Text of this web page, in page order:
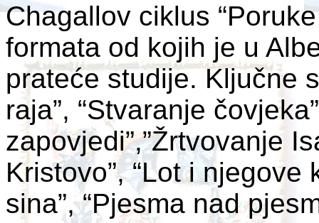
Chagallov ciklus
formata od kojih je u
prateće studije. Ključne
raja”, “Stvaranje
zapovjedi”,”Žrtvovanje
Kristovo”, “Lot i njegove
sina”, “Pjesma nad